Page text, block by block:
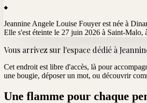
Jeannine Angele Louise Fouyer est née à
Elle s'est éteinte le 27 juin 2026 à Saint-Malo,
Vous arrivez sur l'espace dédié à
Cet endroit est libre d'accès, là pour
une bougie, déposer un mot, ou découvrir
Une flamme pour chaque